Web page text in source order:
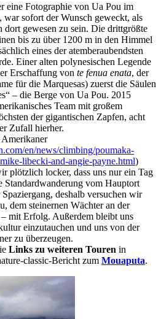
eine Fotographie von Ua Pou im
sofort der Wunsch geweckt, als
dort gewesen zu sein. Die drittgrößte
bis zu über 1200 m in den Himmel
eines der atemberaubendsten
Einer alten polynesischen Legende
Erschaffung von te fenua enata, der
für die Marquesas) zuerst die Säulen
– die Berge von Ua Pou. 2015
Team mit großem
der gigantischen Zapfen, acht
Zufall hierher.
en/news/climbing/poumaka-
libecki-and-angie-payne.html)
plötzlich locker, dass uns nur ein Tag
Standardwanderung vom Hauptort
deshalb versuchen wir
dem steinernen Wächter an der
mit Erfolg. Außerdem bleibt uns
einzutauchen und uns von der
zu überzeugen.
Links zu weiteren Touren in
classic-Bericht zum Mouaputa.